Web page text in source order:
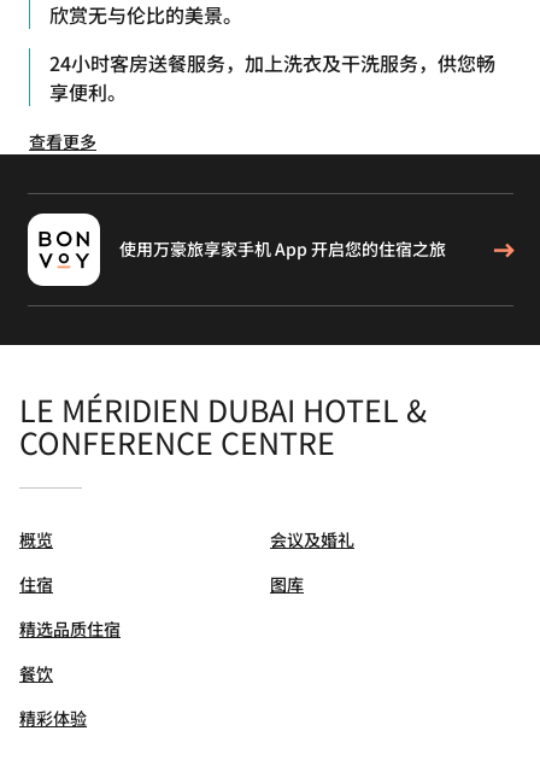
欣赏无与伦比的美景。
24小时客房送餐服务，加上洗衣及干洗服务，供您畅
享便利。
查看更多
使用万豪旅享家手机 App 开启您的住宿之旅
LE MÉRIDIEN DUBAI HOTEL &
CONFERENCE CENTRE
概览
住宿
精选品质住宿
餐饮
精彩体验
会议及婚礼
图库